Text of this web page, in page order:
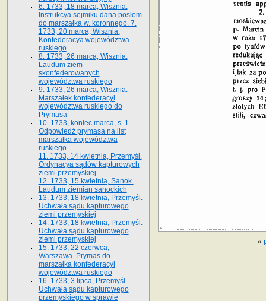
«
6. 1733, 18 marca, Wisznia.
Instrukcya sejmiku dana posłom
do marszałka w. koronnego. 7.
1733, 20 marca, Wisznia.
Konfederacya województwa
ruskiego
8. 1733, 26 marca, Wisznia.
Laudum ziem
skonfederowanych
województwa ruskiego
9. 1733, 26 marca, Wisznia.
Marszałek konfederacyi
województwa ruskiego do
Prymasa
10. 1733, koniec marca, s. 1.
Odpowiedź prymasa na list
marszałka województwa
ruskiego
11. 1733, 14 kwietnia, Przemyśl.
Ordynacya sądów kapturowych
ziemi przemyskiej
12. 1733, 15 kwietnia, Sanok.
Laudum ziemian sanockich
13. 1733, 18 kwietnia, Przemyśl.
Uchwała sądu kapturowego
ziemi przemyskiej
14. 1733, 18 kwietnia, Przemyśl.
Uchwała sądu kapturowego
ziemi przemyskiej
15. 1733, 22 czerwca,
Warszawa. Prymas do
marszałka konfederacyi
województwa ruskiego
16. 1733, 3 lipca, Przemyśl.
Uchwała sądu kapturowego
przemyskiego w sprawie